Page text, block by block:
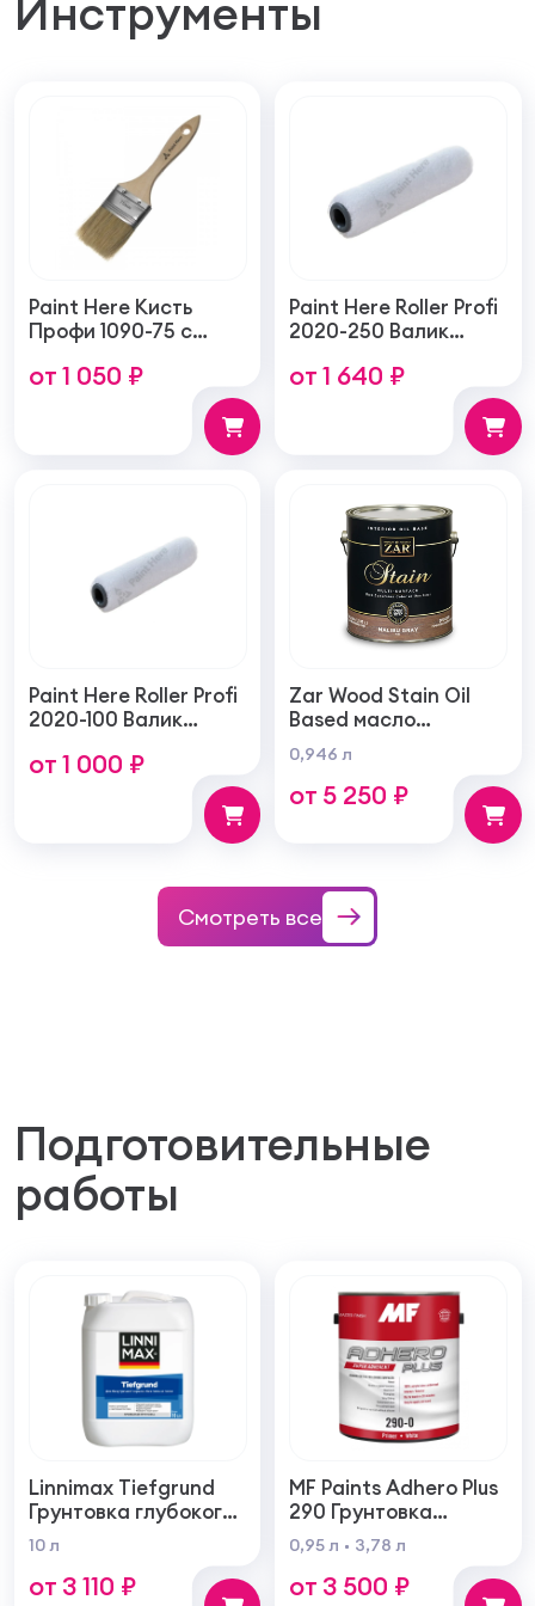
Инструменты
Paint Here Кисть
Профи 1090-75 с
щетиной плоская
от 1 050 ₽
Paint Here Roller Profi
2020-250 Валик
тонкую гладкую
структуру покрытия
от 1 640 ₽
Paint Here Roller Profi
2020-100 Валик
тонкую гладкую
структуру покрытия
от 1 000 ₽
Zar Wood Stain Oil
Based масло
тонирующая по
дереву
0,946 л
от 5 250 ₽
Смотреть все
Подготовительные
работы
Linnimax Tiefgrund
Грунтовка глубокого
проникновения для
внутренних и
наружных работ
10 л
от 3 110 ₽
MF Paints Adhero Plus
290 Грунтовка
высшего качества из
100% акрилового
латекса для
0,95 л 3,78 л
от 3 500 ₽